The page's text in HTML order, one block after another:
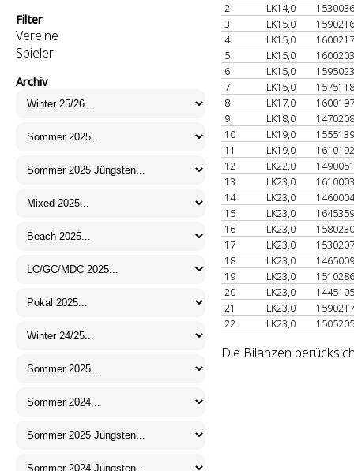
Filter
Vereine
Spieler
Archiv
2
LK14,0
3
LK15,0
4
LK15,0
5
LK15,0
6
LK15,0
7
LK15,0
8
LK17,0
9
LK18,0
10
LK19,0
11
LK19,0
12
LK22,0
13
LK23,0
14
LK23,0
15
LK23,0
16
LK23,0
17
LK23,0
18
LK23,0
19
LK23,0
20
LK23,0
21
LK23,0
22
LK23,0
Die Bilanzen